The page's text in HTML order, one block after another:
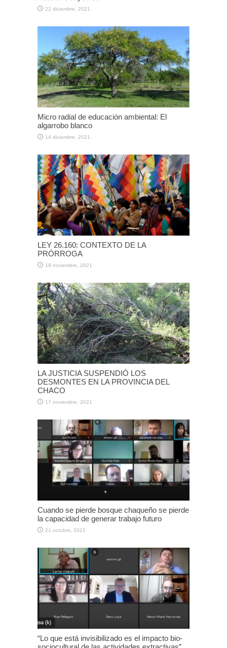
22 diciembre, 2021
Micro radial de educación ambiental: El
algarrobo blanco
14 diciembre, 2021
LEY 26.160: CONTEXTO DE LA
PRÓRROGA
19 noviembre, 2021
LA JUSTICIA SUSPENDIÓ LOS
DESMONTES EN LA PROVINCIA DEL
CHACO
17 noviembre, 2021
Cuando se pierde bosque chaqueño se pierde
la capacidad de generar trabajo futuro
21 octubre, 2021
“Lo que está invisibilizado es el impacto bio-